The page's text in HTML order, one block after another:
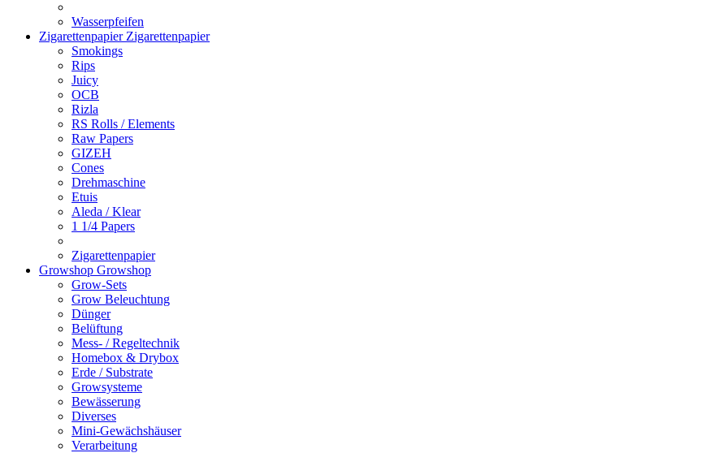
Wasserpfeifen
Zigarettenpapier Zigarettenpapier
Smokings
Rips
Juicy
OCB
Rizla
RS Rolls / Elements
Raw Papers
GIZEH
Cones
Drehmaschine
Etuis
Aleda / Klear
1 1/4 Papers
Zigarettenpapier
Growshop Growshop
Grow-Sets
Grow Beleuchtung
Dünger
Belüftung
Mess- / Regeltechnik
Homebox & Drybox
Erde / Substrate
Growsysteme
Bewässerung
Diverses
Mini-Gewächshäuser
Verarbeitung